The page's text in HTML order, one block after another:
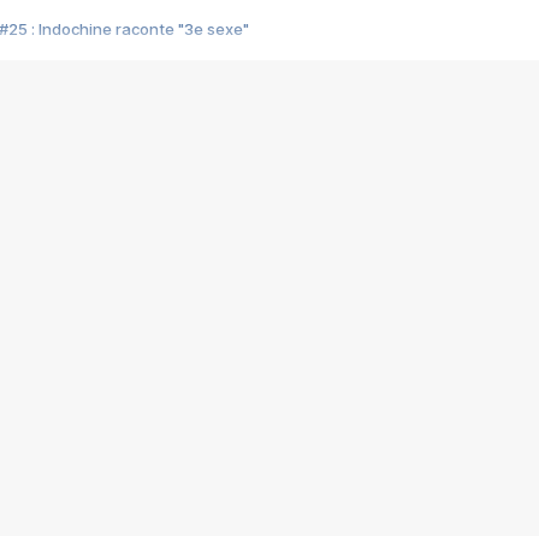
#25 : Indochine raconte "3e sexe"